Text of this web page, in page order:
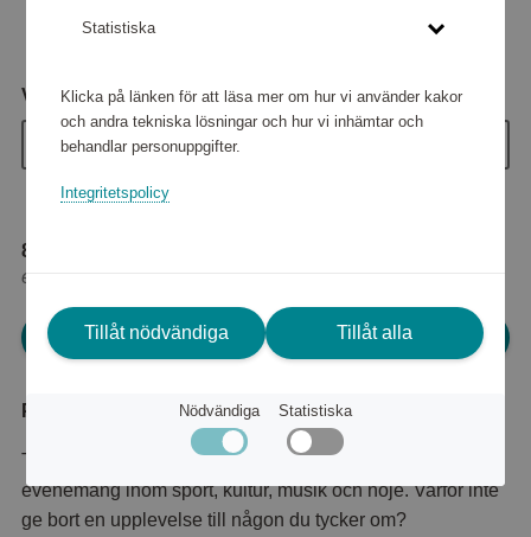
Värde
100 kr
8 000 poäng
eller
Logga in för att kunna handla
Produktbeskrivning
Ticketmaster är Sveriges ledande marknadsplats för
evenemang inom sport, kultur, musik och nöje. Varför inte
ge bort en upplevelse till någon du tycker om?
Statistiska
Klicka på länken för att läsa mer om hur vi använder kakor
och andra tekniska lösningar och hur vi inhämtar och
behandlar personuppgifter.
Integritetspolicy
Tillåt nödvändiga Tillåt alla
Nödvändiga Statistiska